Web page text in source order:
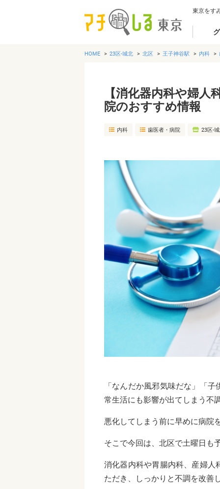
東京をす
HOME 23区-城北 北区 王子神谷駅 内科
【消化器内科や婦
院のおすすめ情報
内科 歯医者・病院 23区-
「なんだか風邪気味だな」「
常生活にも影響が出てしまう不
悪化してしまう前に早めに病院
そこで今回は、北区で土曜日も
消化器内科や胃腸内科、産婦人
ただき、しっかりと不調を改善